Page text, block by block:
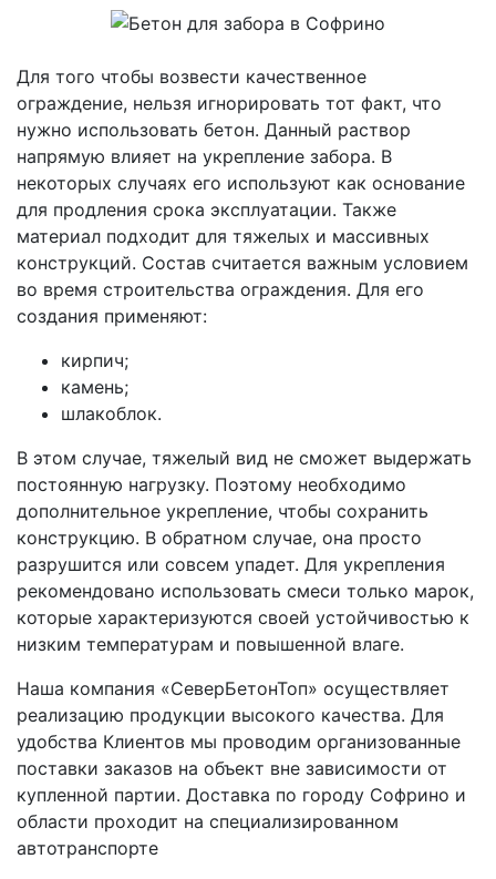
Для того чтобы возвести качественное
ограждение, нельзя игнорировать тот факт, что
нужно использовать бетон. Данный раствор
напрямую влияет на укрепление забора. В
некоторых случаях его используют как основание
для продления срока эксплуатации. Также
материал подходит для тяжелых и массивных
конструкций. Состав считается важным условием
во время строительства ограждения. Для его
создания применяют:
кирпич;
камень;
шлакоблок.
В этом случае, тяжелый вид не сможет выдержать
постоянную нагрузку. Поэтому необходимо
дополнительное укрепление, чтобы сохранить
конструкцию. В обратном случае, она просто
разрушится или совсем упадет. Для укрепления
рекомендовано использовать смеси только марок,
которые характеризуются своей устойчивостью к
низким температурам и повышенной влаге.
Наша компания «СеверБетонТоп» осуществляет
реализацию продукции высокого качества. Для
удобства Клиентов мы проводим организованные
поставки заказов на объект вне зависимости от
купленной партии. Доставка по городу Софрино и
области проходит на специализированном
автотранспорте